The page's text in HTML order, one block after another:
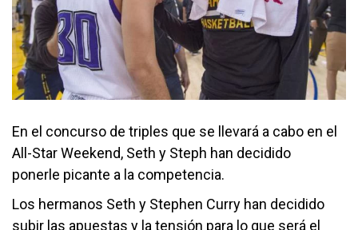
En el concurso de triples que se llevará a cabo en el
All-Star Weekend, Seth y Steph han decidido
ponerle picante a la competencia.
Los hermanos Seth y Stephen Curry han decidido
subir las apuestas y la tensión para lo que será el